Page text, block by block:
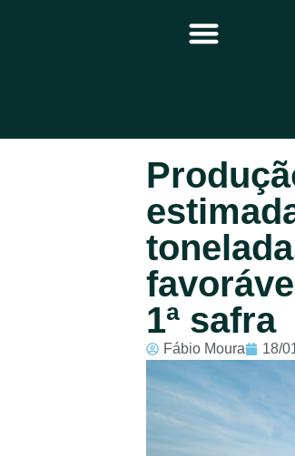
Principal
Notícias
Programação
Equipe
Contato
Sobre
1ª safra
Fábio Moura 18/